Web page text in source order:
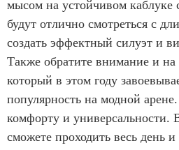
мысом на устойчивом
будут отлично смотреться с
создать эффектный силуэт и
Также обратите внимание и
который в этом году
популярность на модной
комфорту и универсальности.
сможете проходить весь день и